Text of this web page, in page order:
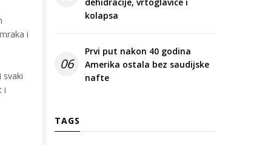
i
svaki
i
dehidracije, vrtoglavice i
kolapsa
06
Prvi put nakon 40 godina
Amerika ostala bez saudijske
nafte
TAGS